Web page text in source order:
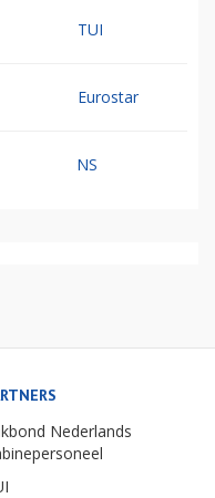
TUI
Eurostar
NS
Nederlands